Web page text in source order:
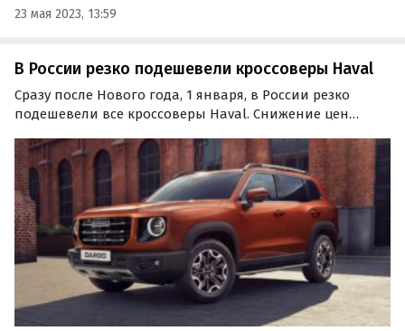
23 мая 2023, 13:59
В России резко подешевели кроссоверы Haval
Сразу после Нового года, 1 января, в России резко
подешевели все кроссоверы Haval. Снижение цен
стали доступнее на 100-150 тыс. рублей.